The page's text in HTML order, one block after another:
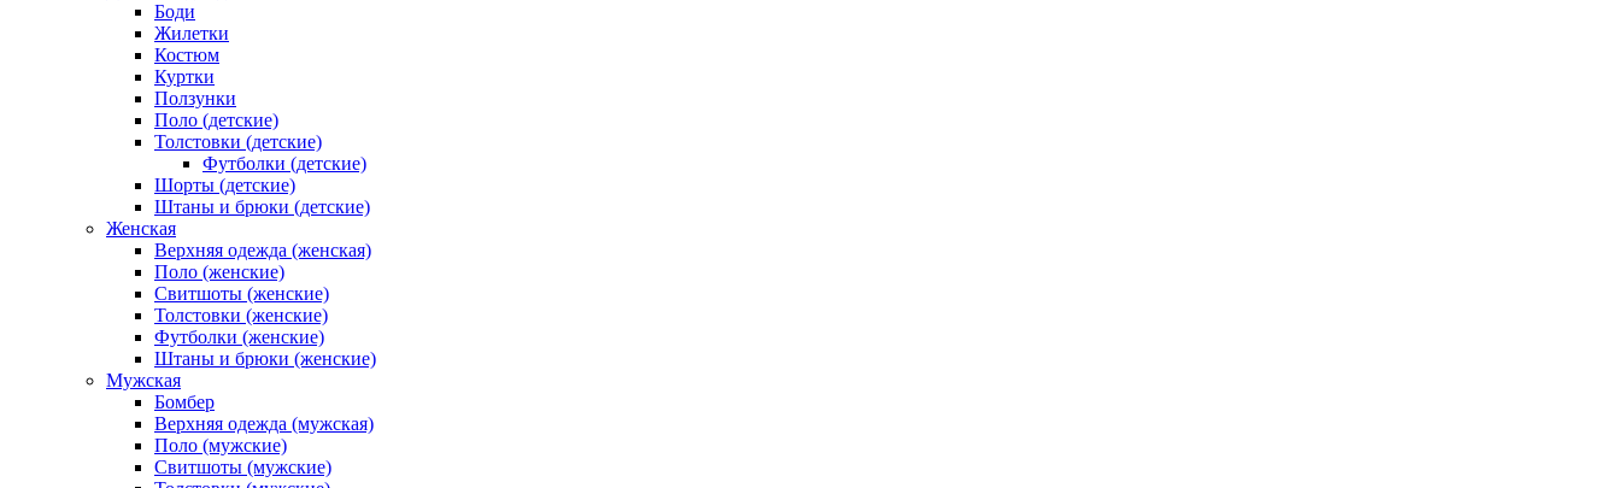
Боди
Жилетки
Костюм
Куртки
Ползунки
Поло (детские)
Толстовки (детские)
Футболки (детские)
Шорты (детские)
Штаны и брюки (детские)
Женская
Верхняя одежда (женская)
Поло (женские)
Свитшоты (женские)
Толстовки (женские)
Футболки (женские)
Штаны и брюки (женские)
Мужская
Бомбер
Верхняя одежда (мужская)
Поло (мужские)
Свитшоты (мужские)